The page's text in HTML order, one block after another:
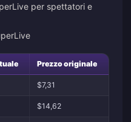
per spettatori e
Prezzo originale
$7,31
$14,62